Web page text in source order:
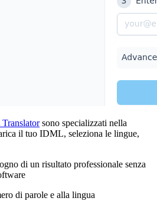
sono specializzati nella
il tuo IDML, seleziona le lingue,
di un risultato professionale senza
di parole e alla lingua